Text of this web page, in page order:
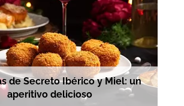
de Secreto Ibérico y Miel: un
aperitivo delicioso